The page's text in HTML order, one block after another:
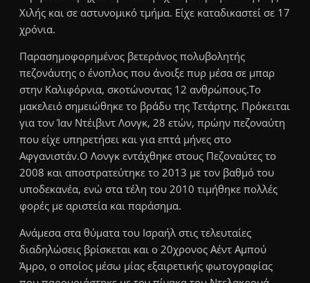
Χιλής και σε αστυνομικό τμήμα. Είχε καταδικαστεί σε 17
χρόνια.
Παρασημοφορημένος βετεράνος πολυβολητής
πεζονάυτης ο ένοπλος που άνοιξε πυρ μέσα σε μπαρ
στην Καλιφόρνια, σκοτώνοντας 12 ανθρώπους.Το
μακελειό σημειώθηκε το βράδυ της Τετάρτης. Πρόκειται
για τον Ίαν Ντέιβιντ Λονγκ, 28 ετών, πρώην πεζοναύτη
που είχε υπηρετήσει και για επτά μήνες στο
Αφγανιστάν.Ο Λονγκ εντάχθηκε στους Πεζοναύτες το
2008 και αποστρατεύτηκε το 2013 με τον βαθμό του
υποδεκανέα, ενώ στα τέλη του 2010 τιμήθηκε πολλές
φορές με αριστεία και παράσημα.
Ανάμεσα στα θύματα του Ισραήλ στις τελευταίες
διαδηλώσεις βρίσκεται και ο 20χρονος Αέντ Αμπού
Άμρο, ο οποίος μέσω μίας εξαιρετικής φωτογραφίας